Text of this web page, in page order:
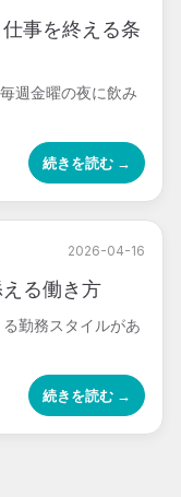
事を終える条
週金曜の夜に飲み
続きを読む →
2026-04-16
る働き方
勤務スタイルがあ
続きを読む →